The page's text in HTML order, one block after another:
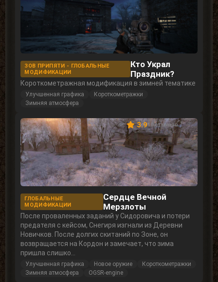
ЗОВ ПРИПЯТИ - ГЛОБАЛЬНЫЕ
МОДИФИКАЦИИ
Кто Украл
Праздник?
Короткометражная модификация в зимней тематике
Улучшенная графика
Короткометражки
Зимняя атмосфера
ГЛОБАЛЬНЫЕ
МОДИФИКАЦИИ
Сердце Вечной
Мерзлоты
После проваленных заданий у Сидоровича и потери
предателя с кейсом, Снегиря изгнали из Деревни
Новичков. После долгих скитаний по Зоне, он
возвращается на Кордон и замечает, что зима
пришла слишко...
Улучшенная графика Новое оружие
Короткометражки
Зимняя атмосфера
OGSR-engine
3.910 отзывов